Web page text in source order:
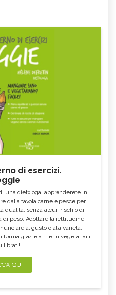
di esercizi.
una dietologa, apprenderete in
dalla tavola carne e pesce per
qualità, senza alcun rischio di
di peso. Adottare la rettitudine
al gusto o alla varietà:
forma grazie a menu vegetariani
QUI